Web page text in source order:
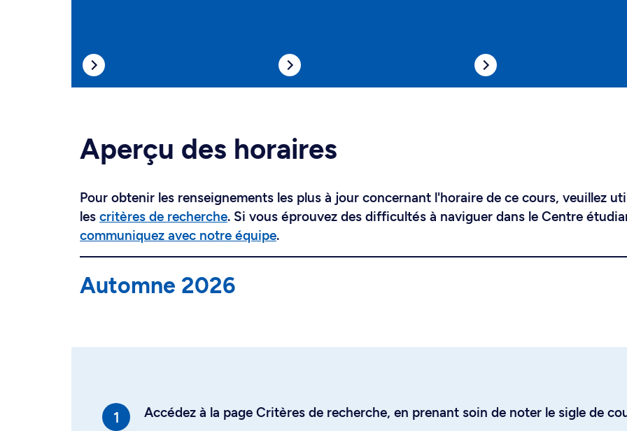
Aperçu des horaires
Pour obtenir les renseignements les plus à jour concernant l'horaire de ce cours, veuillez
les critères de recherche. Si vous éprouvez des difficultés à naviguer dans le Centre
communiquez avec notre équipe.
Automne 2026
Accédez à la page Critères de recherche, en prenant soin de noter le sigle de